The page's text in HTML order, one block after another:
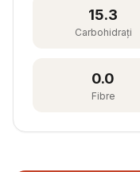
15.3
Carbohidrați
0.0
Fibre